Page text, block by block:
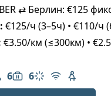
BER ⇄ Берлин: €125
€125/ч (3–5ч) • €110/ч
€3.50/км (≤300км) •
6
пассажиров:
6
Вместимость
Климат-Бесплатный
Детское